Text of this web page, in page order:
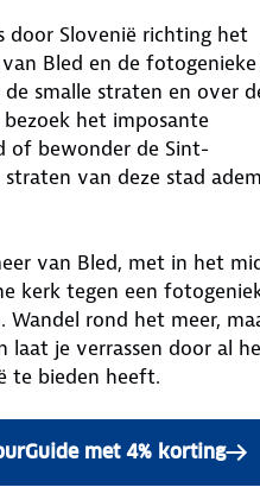
door Slovenië richting het
Bled en de
smalle straten en over
het imposante
of bewonder de Sint-
straten van deze stad
van Bled, met in het
kerk tegen een
Wandel rond het meer,
laat je verrassen door al
te bieden heeft.
met 4% korting